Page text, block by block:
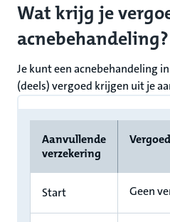
Wat krijg je
acnebehandeling?
Je kunt een acnebehandeling
(deels) vergoed krijgen uit je
Aanvullende
verzekering
Start Geen